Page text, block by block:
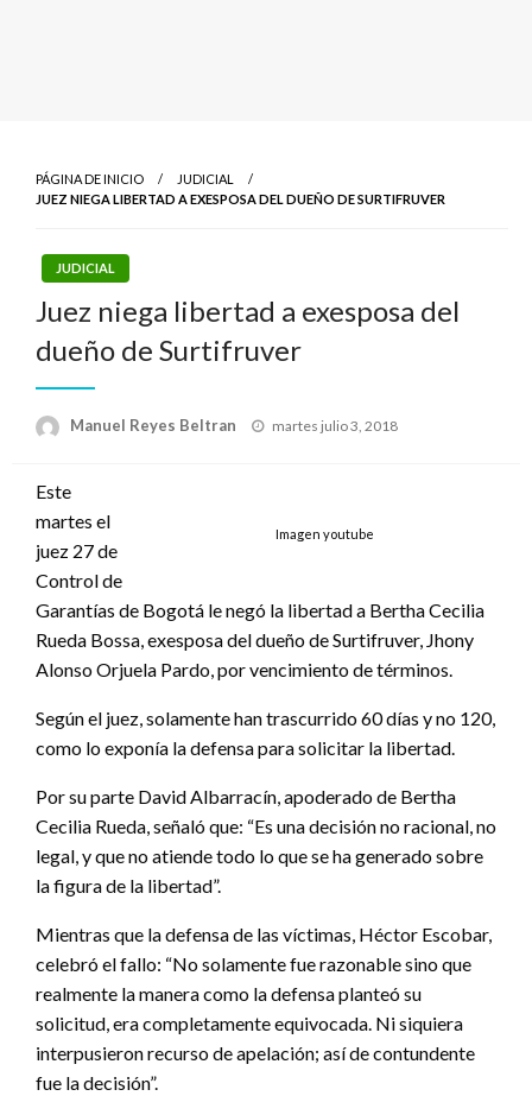
PÁGINA DE INICIO
JUDICIAL
JUEZ NIEGA LIBERTAD A EXESPOSA DEL DUEÑO DE SURTIFRUVER
JUDICIAL
Juez niega libertad a exesposa del
dueño de Surtifruver
Manuel Reyes Beltran
Publicado
martes julio 3, 2018
Imagen youtube
Este
martes el
juez 27 de
Control de
Garantías de Bogotá le negó la libertad a Bertha Cecilia
Rueda Bossa, exesposa del dueño de Surtifruver, Jhony
Alonso Orjuela Pardo, por vencimiento de términos.
Según el juez, solamente han trascurrido 60 días y no 120,
como lo exponía la defensa para solicitar la libertad.
Por su parte David Albarracín, apoderado de Bertha
Cecilia Rueda, señaló que: “Es una decisión no racional, no
legal, y que no atiende todo lo que se ha generado sobre
la figura de la libertad”.
Mientras que la defensa de las víctimas, Héctor Escobar,
celebró el fallo: “No solamente fue razonable sino que
realmente la manera como la defensa planteó su
solicitud, era completamente equivocada. Ni siquiera
interpusieron recurso de apelación; así de contundente
fue la decisión”.